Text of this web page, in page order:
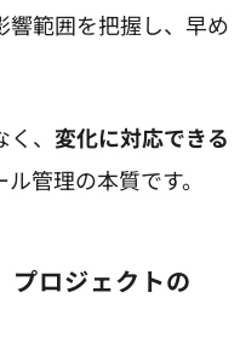
響範囲を把握し、早め
、 変化に対応できる
管理の本質です。